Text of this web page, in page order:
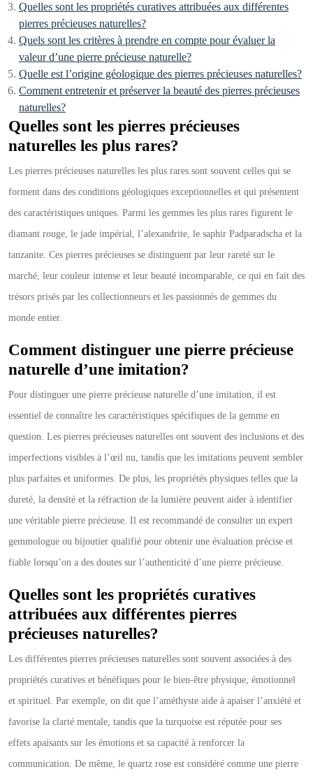
Quelles sont les propriétés curatives attribuées aux différentes
pierres précieuses naturelles?
Quels sont les critères à prendre en compte pour évaluer la
valeur d’une pierre précieuse naturelle?
Quelle est l’origine géologique des pierres précieuses naturelles?
Comment entretenir et préserver la beauté des pierres précieuses
naturelles?
Quelles sont les pierres précieuses
naturelles les plus rares?
Les pierres précieuses naturelles les plus rares sont souvent celles qui se
forment dans des conditions géologiques exceptionnelles et qui présentent
des caractéristiques uniques. Parmi les gemmes les plus rares figurent le
diamant rouge, le jade impérial, l’alexandrite, le saphir Padparadscha et la
tanzanite. Ces pierres précieuses se distinguent par leur rareté sur le
marché, leur couleur intense et leur beauté incomparable, ce qui en fait des
trésors prisés par les collectionneurs et les passionnés de gemmes du
monde entier.
Comment distinguer une pierre précieuse
naturelle d’une imitation?
Pour distinguer une pierre précieuse naturelle d’une imitation, il est
essentiel de connaître les caractéristiques spécifiques de la gemme en
question. Les pierres précieuses naturelles ont souvent des inclusions et des
imperfections visibles à l’œil nu, tandis que les imitations peuvent sembler
plus parfaites et uniformes. De plus, les propriétés physiques telles que la
dureté, la densité et la réfraction de la lumière peuvent aider à identifier
une véritable pierre précieuse. Il est recommandé de consulter un expert
gemmologue ou bijoutier qualifié pour obtenir une évaluation précise et
fiable lorsqu’on a des doutes sur l’authenticité d’une pierre précieuse.
Quelles sont les propriétés curatives
attribuées aux différentes pierres
précieuses naturelles?
Les différentes pierres précieuses naturelles sont souvent associées à des
propriétés curatives et bénéfiques pour le bien-être physique, émotionnel
et spirituel. Par exemple, on dit que l’améthyste aide à apaiser l’anxiété et
favorise la clarté mentale, tandis que la turquoise est réputée pour ses
effets apaisants sur les émotions et sa capacité à renforcer la
communication. De même, le quartz rose est considéré comme une pierre